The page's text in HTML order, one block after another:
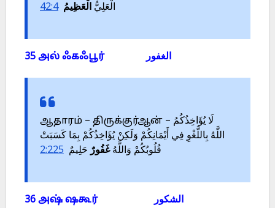
الْعَلِيُّ الْعَظِيمُ 42:4
ஆதாரம் – திருக்குர்ஆன் – لَا يُؤَاخِذُكُمُ
اللَّهُ بِاللَّغْوِ فِي أَيْمَانِكُمْ وَلَكِنْ يُؤَاخِذُكُمْ بِمَا كَسَبَتْ
قُلُوبُكُمْ وَاللَّهُ غَفُورٌحَلِيمٌ 2:225